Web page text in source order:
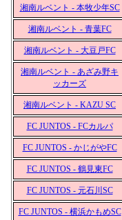
湘南ルベント - 本牧少年SC
湘南ルベント - 青葉FC
湘南ルベント - 大豆戸FC
湘南ルベント - あざみ野キ
ッカーズ
湘南ルベント - KAZU SC
FC JUNTOS - FCカルパ
FC JUNTOS - かじがやFC
FC JUNTOS - 鶴見東FC
FC JUNTOS - 元石川SC
FC JUNTOS - 横浜かもめSC